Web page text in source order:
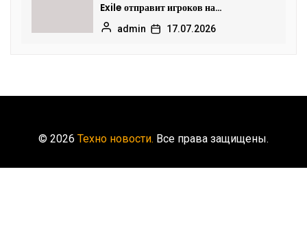
Exile отправит игроков на
исследование океанских глубин
admin 17.07.2026
© 2026 Техно новости. Все права защищены.